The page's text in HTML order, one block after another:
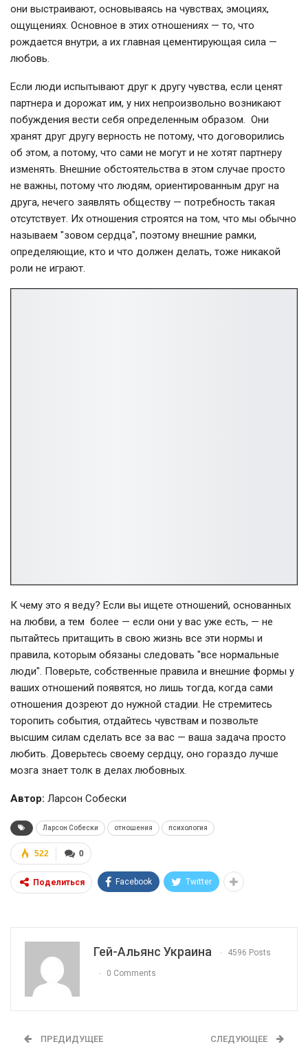
они выстраивают, основываясь на чувствах, эмоциях,
ощущениях. Основное в этих отношениях — то, что
рождается внутри, а их главная цементирующая сила —
любовь.
Если люди испытывают друг к другу чувства, если ценят
партнера и дорожат им, у них непроизвольно возникают
побуждения вести себя определенным образом. Они
хранят друг другу верность не потому, что договорились
об этом, а потому, что сами не могут и не хотят партнеру
изменять. Внешние обстоятельства в этом случае просто
не важны, потому что людям, ориентированным друг на
друга, нечего заявлять обществу — потребность такая
отсутствует. Их отношения строятся на том, что мы обычно
называем "зовом сердца", поэтому внешние рамки,
определяющие, кто и что должен делать, тоже никакой
роли не играют.
К чему это я веду? Если вы ищете отношений, основанных
на любви, а тем более — если они у вас уже есть, — не
пытайтесь притащить в свою жизнь все эти нормы и
правила, которым обязаны следовать "все нормальные
люди". Поверьте, собственные правила и внешние формы у
ваших отношений появятся, но лишь тогда, когда сами
отношения дозреют до нужной стадии. Не стремитесь
торопить события, отдайтесь чувствам и позвольте
высшим силам сделать все за вас — ваша задача просто
любить. Доверьтесь своему сердцу, оно гораздо лучше
мозга знает толк в делах любовных.
Автор: Ларсон Собески
Ларсон Собески отношения психология
0
522
Поделиться Facebook Twitter
Гей-Альянс Украина 4596 Posts
0 Comments
ПРЕДИДУЩЕЕ СЛЕДУЮЩЕЕ